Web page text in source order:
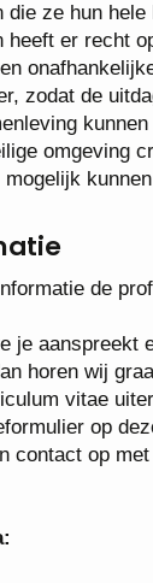
die ze hun
heeft er recht
zodat de
omgeving
de
je aanspreekt
horen wij
vitae
op
contact op